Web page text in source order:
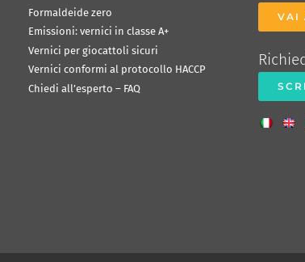
Formaldeide zero
Emissioni: vernici in classe A+
Vernici per giocattoli sicuri
Vernici conformi al protocollo HACCP
Chiedi all’esperto – FAQ
VAI